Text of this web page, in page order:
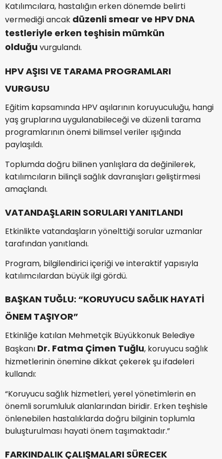
Katılımcılara, hastalığın erken dönemde belirti
vermediği ancak düzenli smear ve HPV DNA
testleriyle erken teşhisin mümkün
olduğu vurgulandı.
HPV AŞISI VE TARAMA PROGRAMLARI
VURGUSU
Eğitim kapsamında HPV aşılarının koruyuculuğu, hangi
yaş gruplarına uygulanabileceği ve düzenli tarama
programlarının önemi bilimsel veriler ışığında
paylaşıldı.
Toplumda doğru bilinen yanlışlara da değinilerek,
katılımcıların bilinçli sağlık davranışları geliştirmesi
amaçlandı.
VATANDAŞLARIN SORULARI YANITLANDI
Etkinlikte vatandaşların yönelttiği sorular uzmanlar
tarafından yanıtlandı.
Program, bilgilendirici içeriği ve interaktif yapısıyla
katılımcılardan büyük ilgi gördü.
BAŞKAN TUĞLU: “KORUYUCU SAĞLIK HAYATİ
ÖNEM TAŞIYOR”
Etkinliğe katılan Mehmetçik Büyükkonuk Belediye
Başkanı Dr. Fatma Çimen Tuğlu, koruyucu sağlık
hizmetlerinin önemine dikkat çekerek şu ifadeleri
kullandı:
“Koruyucu sağlık hizmetleri, yerel yönetimlerin en
önemli sorumluluk alanlarından biridir. Erken teşhisle
önlenebilen hastalıklarda doğru bilginin toplumla
buluşturulması hayati önem taşımaktadır.”
FARKINDALIK ÇALIŞMALARI SÜRECEK